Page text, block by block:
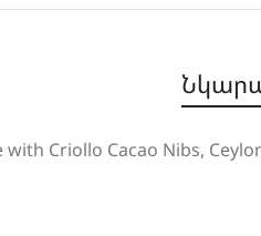
Criollo Cacao Nibs,